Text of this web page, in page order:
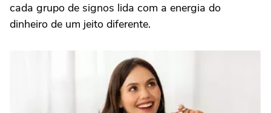
cada grupo de signos lida com a energia do
dinheiro de um jeito diferente.